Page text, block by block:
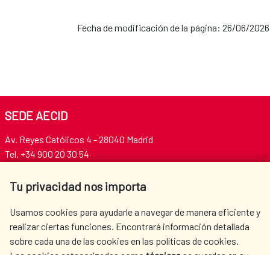
Fecha de modificación de la página: 26/06/2026
Tu privacidad nos importa
Usamos cookies para ayudarle a navegar de manera eficiente y
realizar ciertas funciones. Encontrará información detallada
sobre cada una de las cookies en las políticas de cookies.
SEDE AECID
Av. Reyes Católicos 4 - 28040 Madrid
Tel. +34 900 20 30 54​​​​​​​
AECID
WHERE DO WE COOPERATE?
SPANISH HUMANITARIAN
ACTION
PRESS ROOM